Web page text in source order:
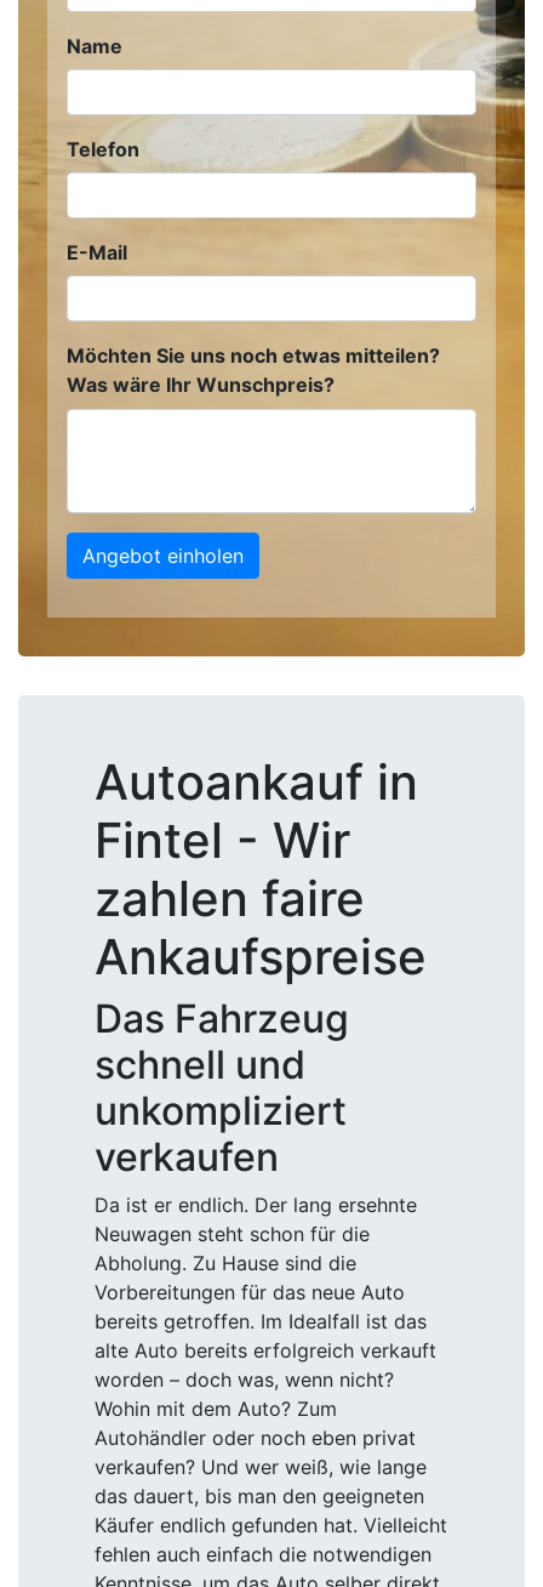
Name
Telefon
E-Mail
Möchten Sie uns noch etwas mitteilen?
Was wäre Ihr Wunschpreis?
Angebot einholen
Autoankauf in
Fintel - Wir
zahlen faire
Ankaufspreise
Das Fahrzeug
schnell und
unkompliziert
verkaufen
Da ist er endlich. Der lang ersehnte
Neuwagen steht schon für die
Abholung. Zu Hause sind die
Vorbereitungen für das neue Auto
bereits getroffen. Im Idealfall ist das
alte Auto bereits erfolgreich verkauft
worden – doch was, wenn nicht?
Wohin mit dem Auto? Zum
Autohändler oder noch eben privat
verkaufen? Und wer weiß, wie lange
das dauert, bis man den geeigneten
Käufer endlich gefunden hat. Vielleicht
fehlen auch einfach die notwendigen